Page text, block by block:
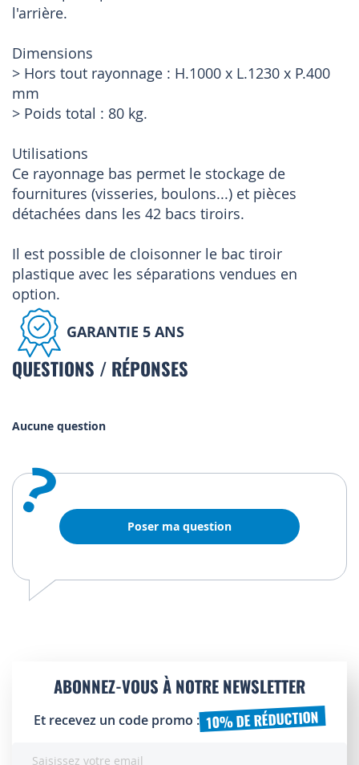
l'arrière.
Dimensions
> Hors tout rayonnage : H.1000 x L.1230 x P.400
mm
> Poids total : 80 kg.
Utilisations
Ce rayonnage bas permet le stockage de
fournitures (visseries, boulons...) et pièces
détachées dans les 42 bacs tiroirs.
Il est possible de cloisonner le bac tiroir
plastique avec les séparations vendues en
option.
GARANTIE 5 ANS
QUESTIONS / RÉPONSES
Aucune question
? Poser ma question
ABONNEZ-VOUS À NOTRE NEWSLETTER
Et recevez un code promo : 10% DE RÉDUCTION